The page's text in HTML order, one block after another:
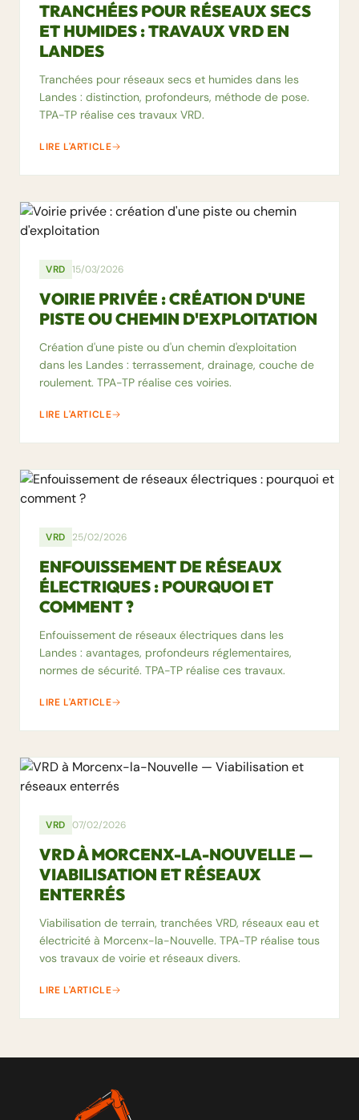
TRANCHÉES POUR RÉSEAUX SECS
ET HUMIDES : TRAVAUX VRD EN
LANDES
Tranchées pour réseaux secs et humides dans les
Landes : distinction, profondeurs, méthode de pose.
TPA-TP réalise ces travaux VRD.
LIRE L'ARTICLE
VRD 15/03/2026
VOIRIE PRIVÉE : CRÉATION D'UNE
PISTE OU CHEMIN D'EXPLOITATION
Création d'une piste ou d'un chemin d'exploitation
dans les Landes : terrassement, drainage, couche de
roulement. TPA-TP réalise ces voiries.
LIRE L'ARTICLE
VRD 25/02/2026
ENFOUISSEMENT DE RÉSEAUX
ÉLECTRIQUES : POURQUOI ET
COMMENT ?
Enfouissement de réseaux électriques dans les
Landes : avantages, profondeurs réglementaires,
normes de sécurité. TPA-TP réalise ces travaux.
LIRE L'ARTICLE
VRD 07/02/2026
VRD À MORCENX-LA-NOUVELLE —
VIABILISATION ET RÉSEAUX
ENTERRÉS
Viabilisation de terrain, tranchées VRD, réseaux eau et
électricité à Morcenx-la-Nouvelle. TPA-TP réalise tous
vos travaux de voirie et réseaux divers.
LIRE L'ARTICLE